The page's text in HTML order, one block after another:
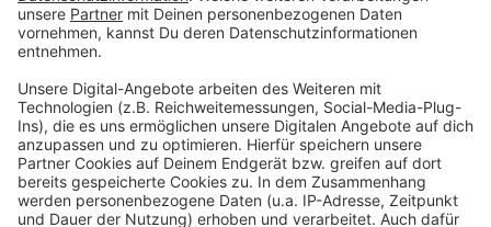
Unsere Corona-Sonderseite
Anzeige
Anzeige